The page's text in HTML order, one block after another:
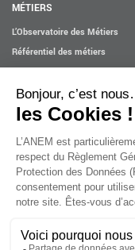
MÉTIERS
L’Observatoire des Métiers
Référentiel des métiers
Certifications professionnelles
Parcours d’intégration
Politique handicap
ACTUALITÉS